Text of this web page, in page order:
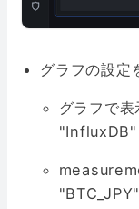
グラフの設定
グラフで
"InfluxDB"
"BTC_JPY"